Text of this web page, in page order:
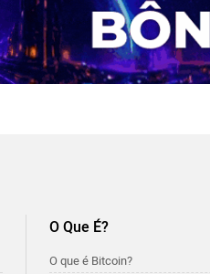
O Que É?
O que é Bitcoin?